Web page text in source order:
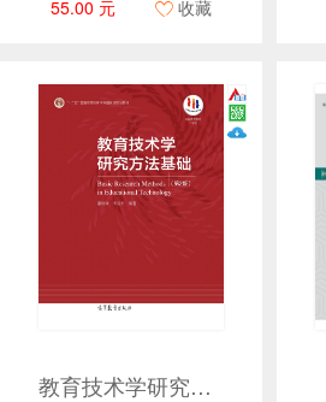
55.00 元 收藏
教育技术学研究方法基础（第2版）